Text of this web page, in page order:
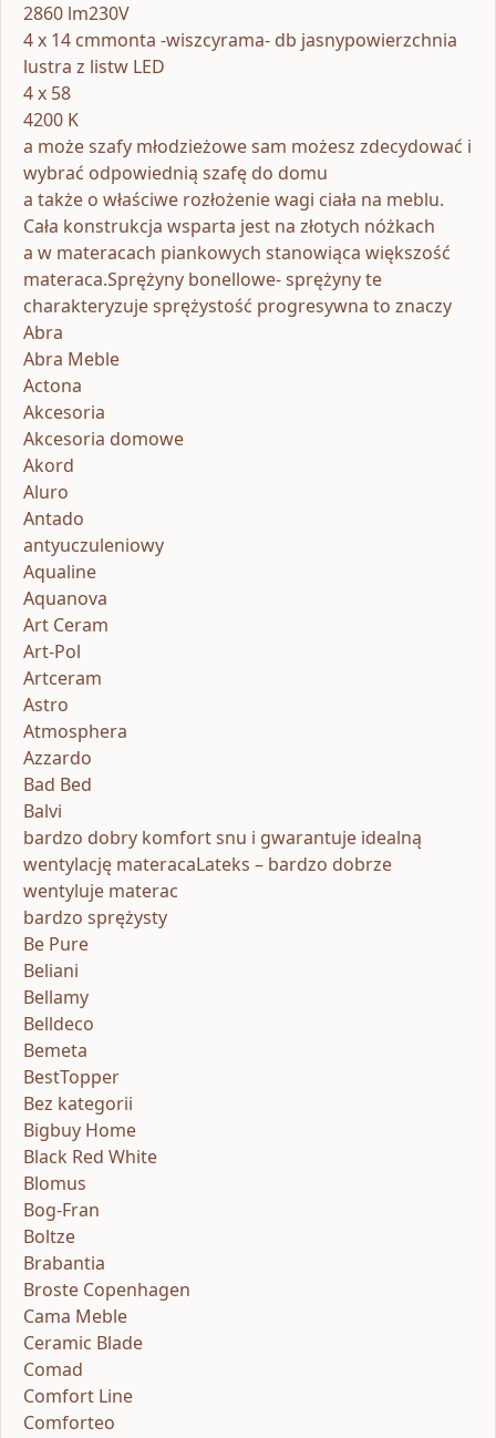
2860 lm230V
4 x 14 cmmonta -wiszcyrama- db jasnypowierzchnia
lustra z listw LED
4 x 58
4200 K
a może szafy młodzieżowe sam możesz zdecydować i
wybrać odpowiednią szafę do domu
a także o właściwe rozłożenie wagi ciała na meblu.
Cała konstrukcja wsparta jest na złotych nóżkach
a w materacach piankowych stanowiąca większość
materaca.Sprężyny bonellowe- sprężyny te
charakteryzuje sprężystość progresywna to znaczy
Abra
Abra Meble
Actona
Akcesoria
Akcesoria domowe
Akord
Aluro
Antado
antyuczuleniowy
Aqualine
Aquanova
Art Ceram
Art-Pol
Artceram
Astro
Atmosphera
Azzardo
Bad Bed
Balvi
bardzo dobry komfort snu i gwarantuje idealną
wentylację materacaLateks – bardzo dobrze
wentyluje materac
bardzo sprężysty
Be Pure
Beliani
Bellamy
Belldeco
Bemeta
BestTopper
Bez kategorii
Bigbuy Home
Black Red White
Blomus
Bog-Fran
Boltze
Brabantia
Broste Copenhagen
Cama Meble
Ceramic Blade
Comad
Comfort Line
Comforteo